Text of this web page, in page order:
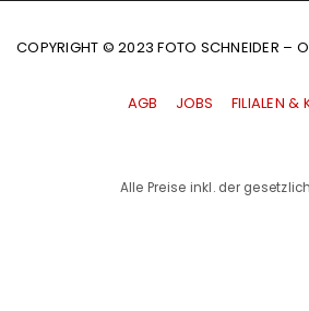
COPYRIGHT © 2023 FOTO SCHNEIDER –
AGB JOBS FILIALEN &
Alle Preise inkl. der